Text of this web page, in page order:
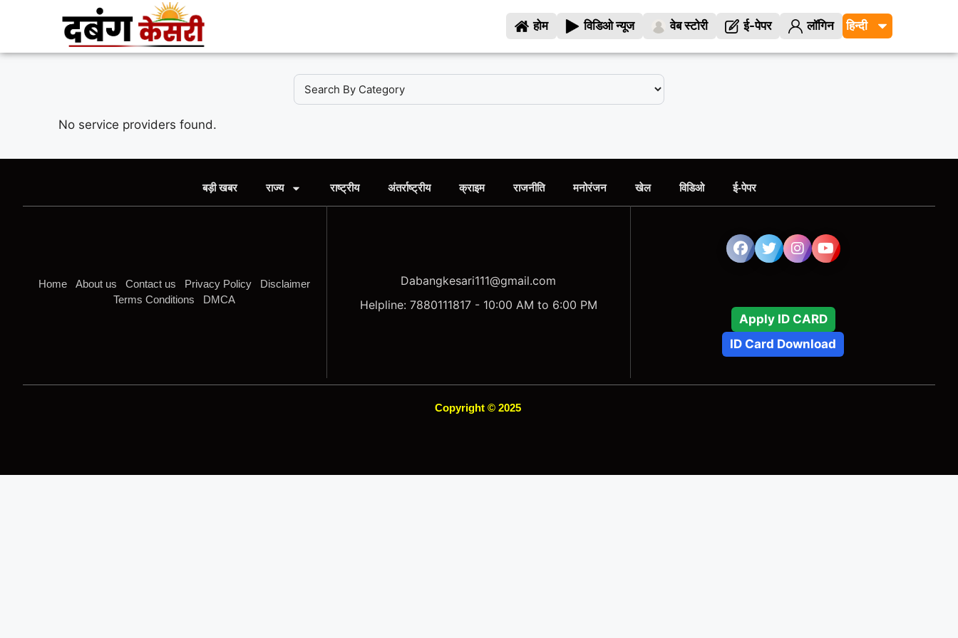
होम विडिओ न्यूज वेब स्टोरी ई-पेपर लॉगिन
No service providers found.
बड़ी खबर राज्य राष्ट्रीय अंतर्राष्ट्रीय क्राइम राजनीति मनोरंजन खेल विडिओ ई-पेपर
Home About us Contact us Privacy Policy
Disclaimer
Terms Conditions
DMCA
Dabangkesari111@gmail.com
Helpline: 7880111817 - 10:00 AM to 6:00 PM
Apply ID CARD
ID Card Download
Copyright © 2025